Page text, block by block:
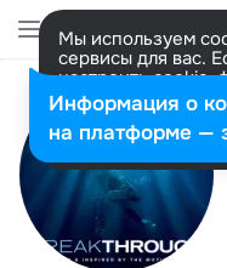
Мы используем
сервисы для вас.
настроить
представитель.
Разрешить все
Информация о
на платформе —